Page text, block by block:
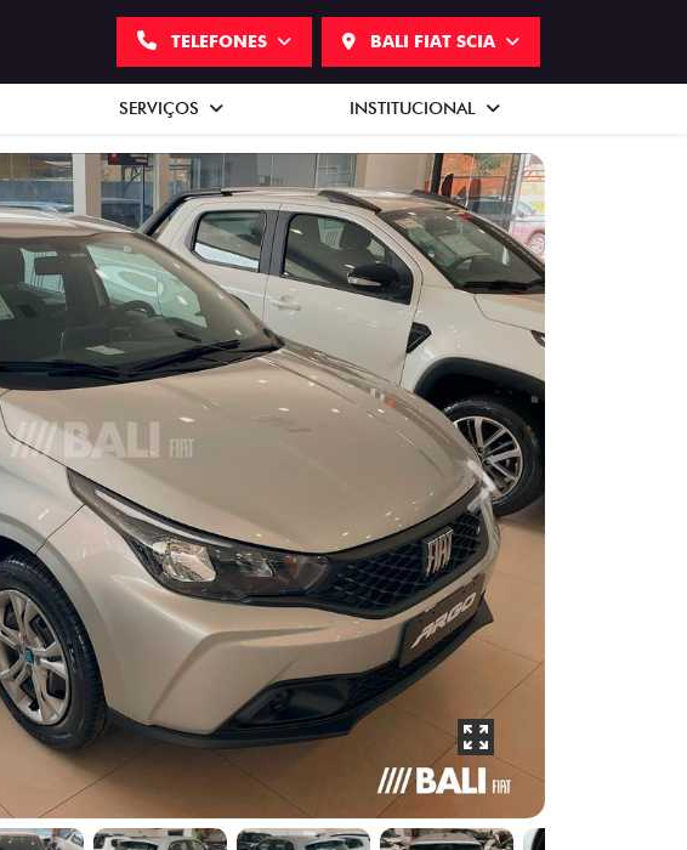
TELEFONES BALI FIAT SCIA
SERVIÇOS INSTITUCIONAL
Next